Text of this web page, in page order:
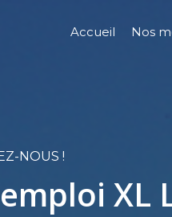
Accueil Nos
NOUS !
XL